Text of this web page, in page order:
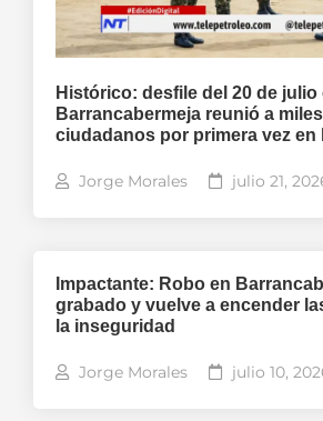
Histórico: desfile del 20 de julio
Barrancabermeja reunió a
ciudadanos por primera vez en
Jorge Morales julio 21,
Impactante: Robo en
grabado y vuelve a encender
la inseguridad
Jorge Morales julio 10,